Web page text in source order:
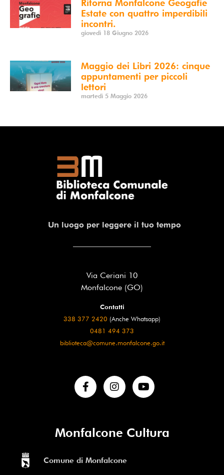
Ritorna Monfalcone Geogafie
Estate con quattro imperdibili
incontri.
giovedì 18 Giugno 2026
Maggio dei Libri 2026: cinque
appuntamenti per piccoli
lettori
martedì 5 Maggio 2026
Un luogo per leggere il tuo tempo
Via Ceriani 10
Monfalcone (GO)
Contatti
338 377 2420 (Anche Whatsapp)
0481 494 373
biblioteca@comune.monfalcone.go.it
Monfalcone Cultura
Comune di Monfalcone